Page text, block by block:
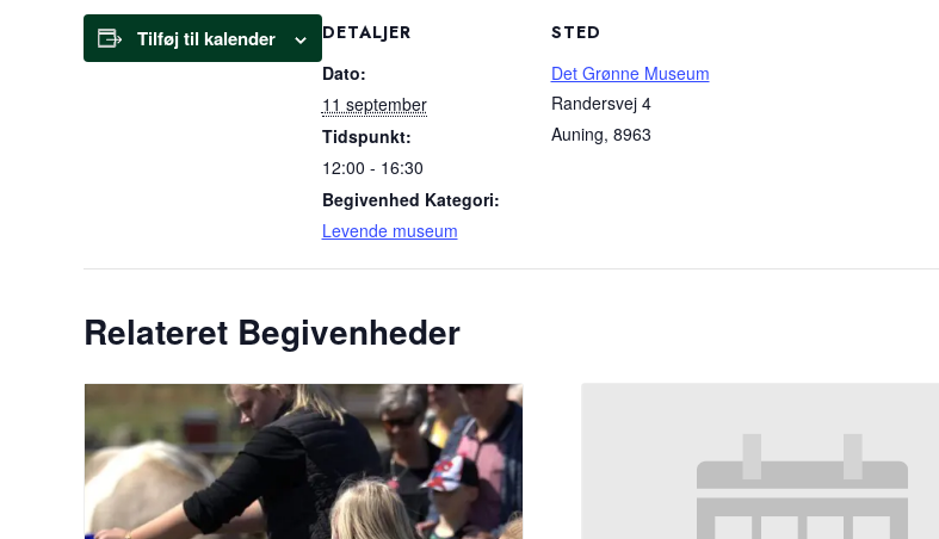
Tilføj til kalender
DETALJER
Dato:
11 september
Tidspunkt:
12:00 - 16:30
Begivenhed Kategori:
Levende museum
STED
Det Grønne Museum
Randersvej 4
Auning, 8963
Relateret Begivenheder